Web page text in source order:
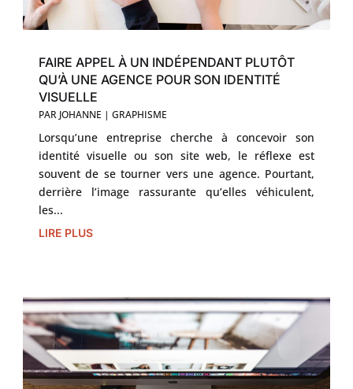
FAIRE APPEL À UN INDÉPENDANT PLUTÔT
QU’À UNE AGENCE POUR SON IDENTITÉ
VISUELLE
PARJOHANNE | GRAPHISME
Lorsqu’une entreprise cherche à concevoir son
identité visuelle ou son site web, le réflexe est
souvent de se tourner vers une agence. Pourtant,
derrière l’image rassurante qu’elles véhiculent,
les...
LIRE PLUS